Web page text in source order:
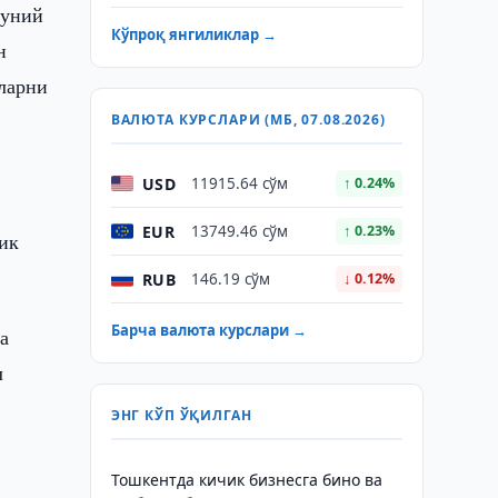
Кўпроқ янгиликлар →
ВАЛЮТА КУРСЛАРИ (МБ, 07.08.2026)
USD 11915.64 сўм ↑ 0.24%
EUR 13749.46 сўм ↑ 0.23%
RUB 146.19 сўм ↓ 0.12%
Барча валюта курслари →
ЭНГ КЎП ЎҚИЛГАН
Тошкентда кичик бизнесга бино ва